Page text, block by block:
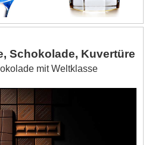
Schokolade, Kuvertüre
mit Weltklasse